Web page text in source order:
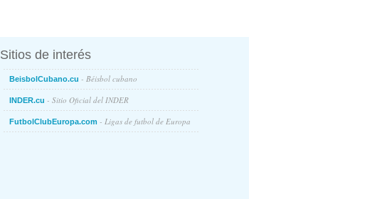
Sitios de interés
BeisbolCubano.cu - Béisbol cubano
INDER.cu - Sitio Oficial del INDER
FutbolClubEuropa.com - Ligas de futbol de Europa